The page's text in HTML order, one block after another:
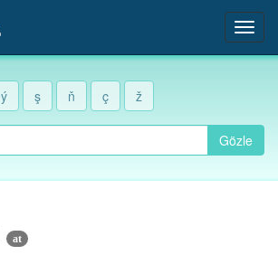
ý ş ň ç ž
Gözle
at